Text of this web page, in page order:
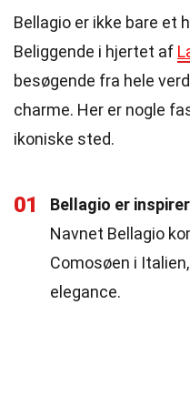
Bellagio er ikke bare et
Beliggende i hjertet af
besøgende fra hele
charme. Her er nogle
ikoniske sted.
01 Bellagio er
Navnet Bellagio
Comosøen i
elegance.